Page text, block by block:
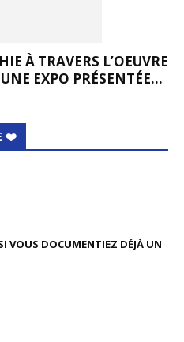
À TRAVERS L’OEUVRE
EXPO PRÉSENTÉE...
❤️
VOUS DOCUMENTIEZ DÉJÀ UN